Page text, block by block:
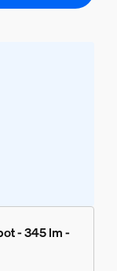
- 345 lm -